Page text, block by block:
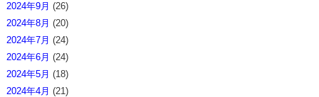
2024年9月 (26)
2024年8月 (20)
2024年7月 (24)
2024年6月 (24)
2024年5月 (18)
2024年4月 (21)